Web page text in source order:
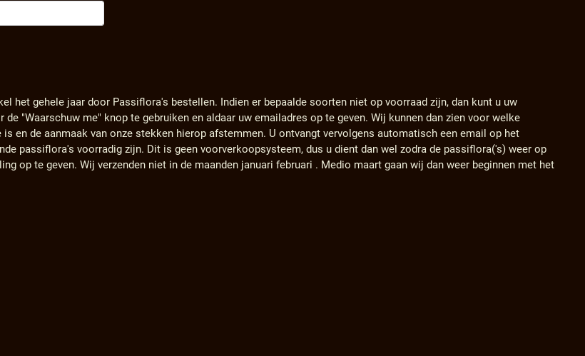
het gehele jaar door Passiflora's bestellen. Indien er bepaalde soorten niet op voorraad zijn, dan kunt u uw
de "Waarschuw me" knop te gebruiken en aldaar uw emailadres op te geven. Wij kunnen dan zien voor welke
en de aanmaak van onze stekken hierop afstemmen. U ontvangt vervolgens automatisch een email op het
passiflora's voorradig zijn. Dit is geen voorverkoopsysteem, dus u dient dan wel zodra de passiflora('s) weer op
op te geven. Wij verzenden niet in de maanden januari februari . Medio maart gaan wij dan weer beginnen met het